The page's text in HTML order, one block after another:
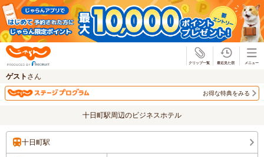
ゲスト さん
お得な特典をみる
十日町駅周辺のビジネスホテル
十日町駅